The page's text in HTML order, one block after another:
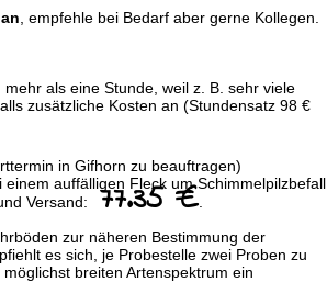
, empfehle bei Bedarf aber gerne Kollegen.
als eine Stunde, weil z. B. sehr viele
zusätzliche Kosten an (Stundensatz 98 €
in Gifhorn zu beauftragen)
auffälligen Fleck um Schimmelpilzbefall
Versand:77.35 €
zur näheren Bestimmung der
es sich, je Probestelle zwei Proben zu
breiten Artenspektrum ein